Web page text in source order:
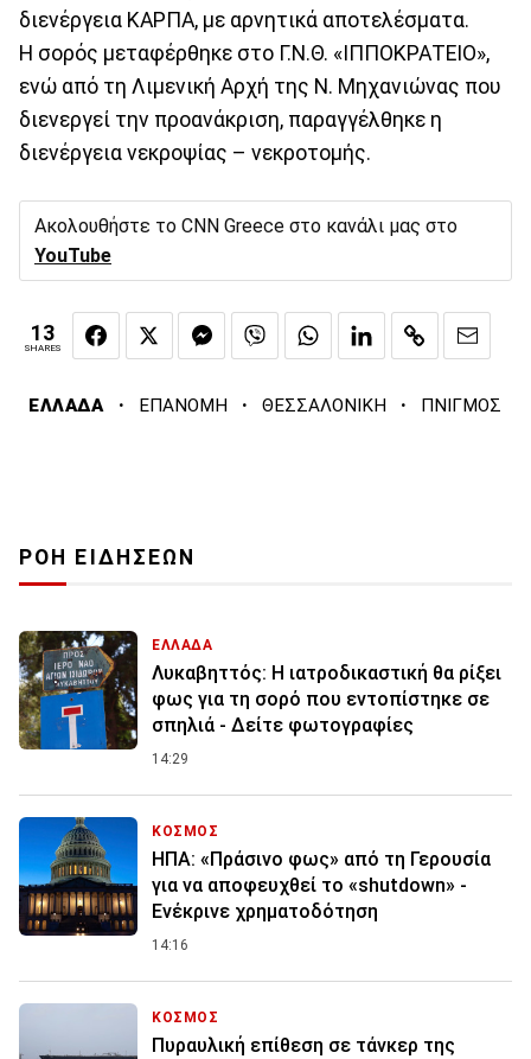
διενέργεια ΚΑΡΠΑ, με αρνητικά αποτελέσματα.
Η σορός μεταφέρθηκε στο Γ.Ν.Θ. «ΙΠΠΟΚΡΑΤΕΙΟ»,
ενώ από τη Λιμενική Αρχή της Ν. Μηχανιώνας που
διενεργεί την προανάκριση, παραγγέλθηκε η
διενέργεια νεκροψίας – νεκροτομής.
Ακολουθήστε το CNN Greece στο κανάλι μας στο
YouTube
13
SHARES
ΕΛΛΑΔΑ · ΕΠΑΝΟΜΗ · ΘΕΣΣΑΛΟΝΙΚΗ · ΠΝΙΓΜΟΣ
ΡΟΗ ΕΙΔΗΣΕΩΝ
ΕΛΛΑΔΑ
Λυκαβηττός: Η ιατροδικαστική θα ρίξει
φως για τη σορό που εντοπίστηκε σε
σπηλιά - Δείτε φωτογραφίες
14:29
ΚΟΣΜΟΣ
ΗΠΑ: «Πράσινο φως» από τη Γερουσία
για να αποφευχθεί το «shutdown» -
Ενέκρινε χρηματοδότηση
14:16
ΚΟΣΜΟΣ
Πυραυλική επίθεση σε τάνκερ της